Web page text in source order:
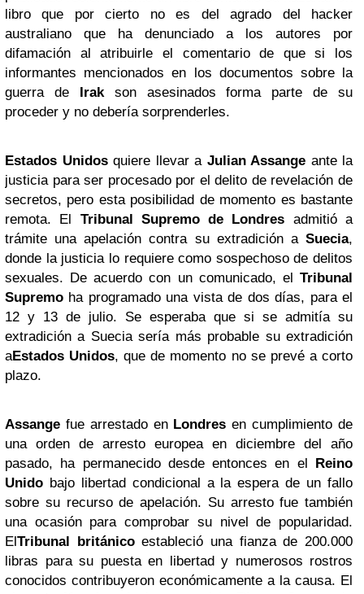
libro que por cierto no es del agrado del hacker
australiano que ha denunciado a los autores por
difamación al atribuirle el comentario de que si los
informantes mencionados en los documentos sobre la
guerra de
Irakson asesinados forma parte de su
proceder y no debería sorprenderles.
Estados Unidosquiere llevar a Julian Assange ante la
justicia para ser procesado por el delito de revelación de
secretos, pero esta posibilidad de momento es bastante
remota. El Tribunal Supremo de Londres admitió a
trámite una apelación contra su extradición a Suecia,
donde la justicia lo requiere como sospechoso de delitos
sexuales. De acuerdo con un comunicado, el Tribunal
Supremo ha programado una vista de dos días, para el
12 y 13 de julio. Se esperaba que si se admitía su
extradición a Suecia sería más probable su extradición
aEstados Unidos, que de momento no se prevé a corto
plazo.
Assange fue arrestado en Londres en cumplimiento de
una orden de arresto europea en diciembre del año
pasado, ha permanecido desde entonces en el
Reino
Unido bajo libertad condicional a la espera de un fallo
sobre su recurso de apelación. Su arresto fue también
una ocasión para comprobar su nivel de popularidad.
El Tribunal británicoestableció una fianza de 200.000
libras para su puesta en libertad y numerosos rostros
conocidos contribuyeron económicamente a la causa. El